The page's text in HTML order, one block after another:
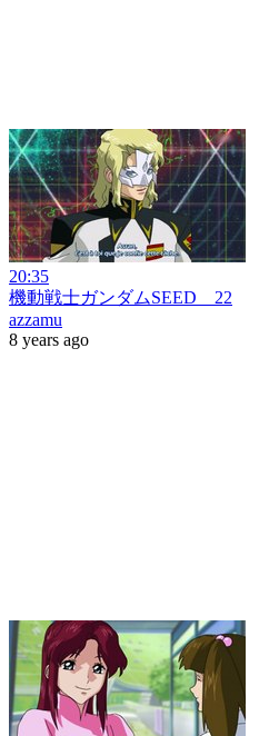
20:35
機動戦士ガンダムSEED 22
azzamu
8 years ago